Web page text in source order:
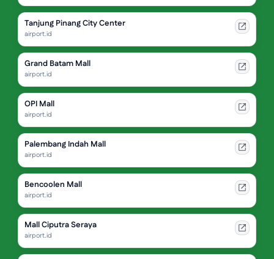
Tanjung Pinang City Center
airport.id
Grand Batam Mall
airport.id
OPI Mall
airport.id
Palembang Indah Mall
airport.id
Bencoolen Mall
airport.id
Mall Ciputra Seraya
airport.id